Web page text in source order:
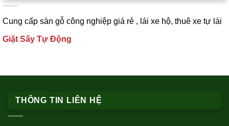
Cung cấp sàn gỗ công nghiệp giá rẻ , lái xe hộ, thuê xe tự lái
Giặt Sấy Tự Động
THÔNG TIN LIÊN HỆ